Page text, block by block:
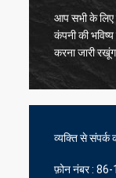
आप सभी के
कंपनी की
करना जारी
व्यक्ति से संपर्क
फ़ोन नंबर : 86-